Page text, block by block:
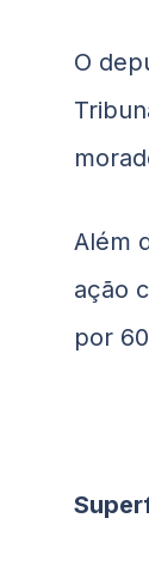
O
Além
ação
por